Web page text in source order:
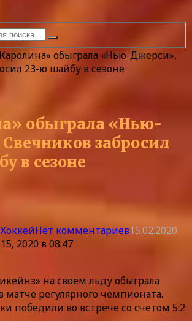
обыграла «Нью-Джерси»,
23-ю шайбу в сезоне
обыграла «Нью-
забросил
в сезоне
ХоккейНет комментариев15.02.2020
2020 в 08:47
на своем льду обыграла
регулярного чемпионата.
победили во встрече со счетом 5:2.